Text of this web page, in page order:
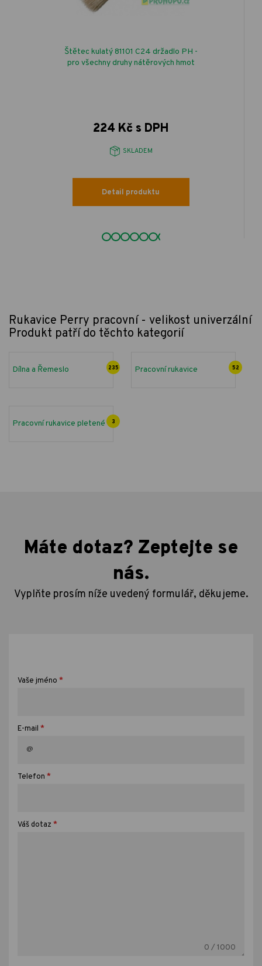
Štětec kulatý 81101 C24 držadlo PH -
pro všechny druhy nátěrových hmot
224 Kč s DPH
SKLADEM
Detail produktu
Rukavice Perry pracovní - velikost univerzální
Produkt patří do těchto kategorií
Dílna a Řemeslo 235 Pracovní rukavice 52
Pracovní rukavice pletené 3
Máte dotaz? Zeptejte se
nás.
Vyplňte prosím níže uvedený formulář, děkujeme.
Vaše jméno *
E-mail *
Telefon *
Váš dotaz *
0 / 1000